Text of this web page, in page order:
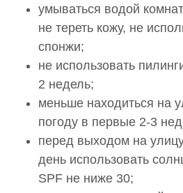
умываться водой
не тереть кожу, не
спонжи;
не использовать
2 недель;
меньше находиться на
погоду в первые 2-3
перед выходом на
день использовать
SPF не ниже 30;